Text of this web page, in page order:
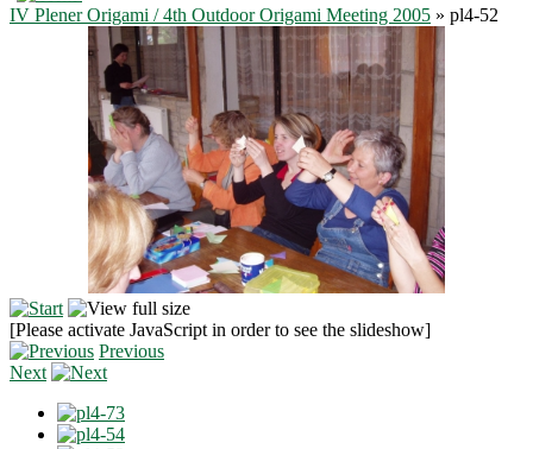
IV Plener Origami / 4th Outdoor Origami Meeting 2005 » pl4-52
[Please activate JavaScript in order to see the slideshow]
Previous
Next